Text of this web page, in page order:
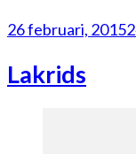
26 februari, 2015
Lakrids